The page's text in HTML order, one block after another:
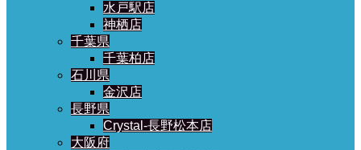
水戸駅店
神栖店
千葉県
千葉柏店
石川県
金沢店
長野県
Crystal-長野松本店
大阪府